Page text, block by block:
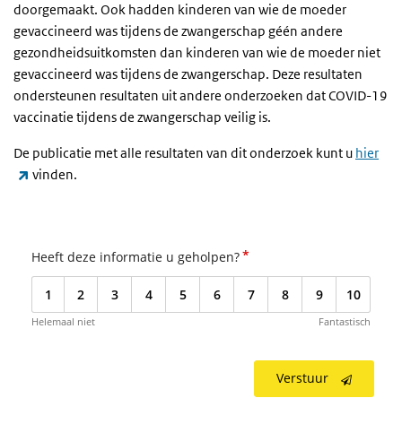
doorgemaakt. Ook hadden kinderen van wie de moeder
gevaccineerd was tijdens de zwangerschap géén andere
gezondheidsuitkomsten dan kinderen van wie de moeder niet
gevaccineerd was tijdens de zwangerschap. Deze resultaten
ondersteunen resultaten uit andere onderzoeken dat COVID-19
vaccinatie tijdens de zwangerschap veilig is.
De publicatie met alle resultaten van dit onderzoek kunt u hier
(externe link)
vinden.
Heeft deze informatie u geholpen?*
1 2 3 4 5 6 7 8 9 10
Helemaal niet Fantastisch
Verstuur